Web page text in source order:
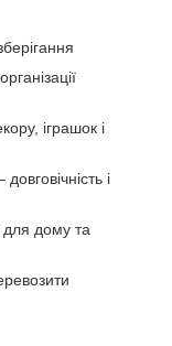
іграшок і
і
для дому та